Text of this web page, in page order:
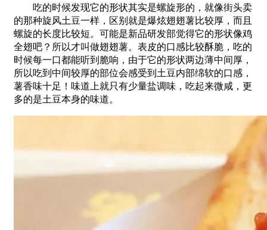
吃的时候发现它的形状其实是螺旋形的，就像街头卖
的那种旋风土豆一样 ， 区别就是爆炫翅翅薯比较厚，而且
螺旋的长度比较短。 可能是新品研发部觉得它的形状像鸡
全翅吧？所以才叫做翅翅薯。 表皮的口感比较酥脆，吃的
时候每一口都能听到脆响 ， 由于它的形状两边薄中间厚 ，
所以吃到中间较厚的部位会感受到土豆内部绵软的口感，
薯香味十足 ！ 味道上就只有少量盐调味，吃起来微咸 ， 更
多的是土豆本身的味道。